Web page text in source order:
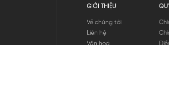
GIỚI THIỆU
Về chúng tôi
Liên hệ
Văn hoá